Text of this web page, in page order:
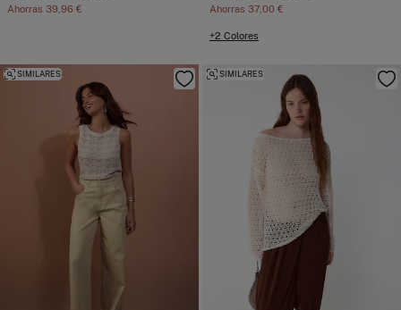
Ahorras 39,96 € Ahorras 37,00 €
+2 Colores
SIMILARES SIMILARES